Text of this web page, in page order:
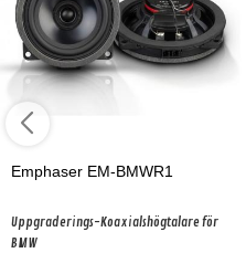
Emphaser EM-BMWR1
Uppgraderings-Koaxialshögtalare för
BMW